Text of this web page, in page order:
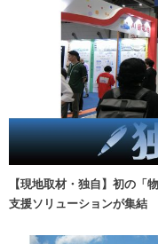
【現地取材・独自】初の「
支援ソリューションが集結